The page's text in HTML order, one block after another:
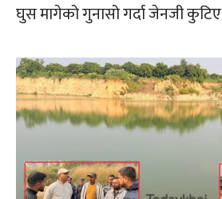
घुस मागेको गुनासो गर्दा जेनजी कुटिए